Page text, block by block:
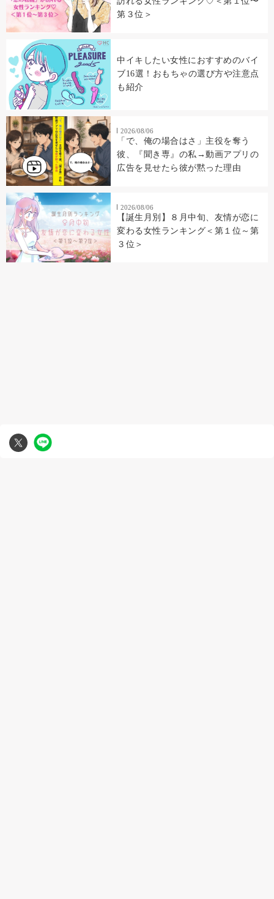
第３位＞
中イキしたい女性におすすめのバイ
ブ16選！おもちゃの選び方や注意点
も紹介
2026/08/06
「で、俺の場合はさ」主役を奪う
彼、『聞き専』の私→動画アプリの
広告を見せたら彼が黙った理由
2026/08/06
【誕生月別】８月中旬、友情が恋に
変わる女性ランキング＜第１位～第
３位＞